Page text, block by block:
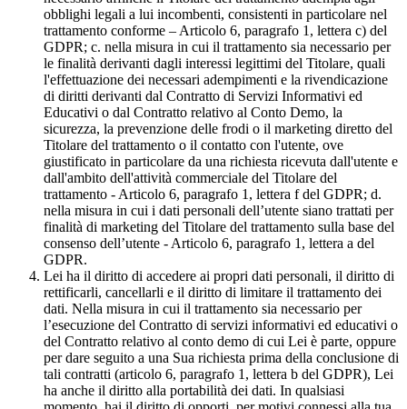
obblighi legali a lui incombenti, consistenti in particolare nel
trattamento conforme – Articolo 6, paragrafo 1, lettera c) del
GDPR; c. nella misura in cui il trattamento sia necessario per
le finalità derivanti dagli interessi legittimi del Titolare, quali
l'effettuazione dei necessari adempimenti e la rivendicazione
di diritti derivanti dal Contratto di Servizi Informativi ed
Educativi o dal Contratto relativo al Conto Demo, la
sicurezza, la prevenzione delle frodi o il marketing diretto del
Titolare del trattamento o il contatto con l'utente, ove
giustificato in particolare da una richiesta ricevuta dall'utente e
dall'ambito dell'attività commerciale del Titolare del
trattamento - Articolo 6, paragrafo 1, lettera f del GDPR; d.
nella misura in cui i dati personali dell’utente siano trattati per
finalità di marketing del Titolare del trattamento sulla base del
consenso dell’utente - Articolo 6, paragrafo 1, lettera a del
GDPR.
Lei ha il diritto di accedere ai propri dati personali, il diritto di
rettificarli, cancellarli e il diritto di limitare il trattamento dei
dati. Nella misura in cui il trattamento sia necessario per
l’esecuzione del Contratto di servizi informativi ed educativi o
del Contratto relativo al conto demo di cui Lei è parte, oppure
per dare seguito a una Sua richiesta prima della conclusione di
tali contratti (articolo 6, paragrafo 1, lettera b del GDPR), Lei
ha anche il diritto alla portabilità dei dati. In qualsiasi